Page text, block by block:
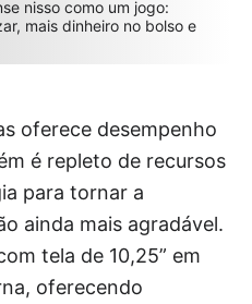
nisso como um jogo:
mais dinheiro no bolso e
oferece desempenho
é repleto de recursos
para tornar a
ainda mais agradável.
tela de 10,25” em
oferecendo